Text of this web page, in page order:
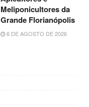
Meliponicultores da
Grande Florianópolis
6 DE AGOSTO DE 2026